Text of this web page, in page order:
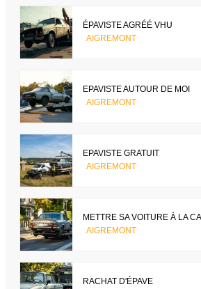
ÉPAVISTE AGRÉÉ VHU
AIGREMONT
EPAVISTE AUTOUR DE MOI
AIGREMONT
EPAVISTE GRATUIT
AIGREMONT
METTRE SA VOITURE À LA
AIGREMONT
RACHAT D'ÉPAVE